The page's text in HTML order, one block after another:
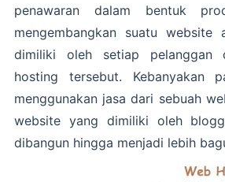
penawaran dalam bentuk
mengembangkan suatu website
dimiliki oleh setiap pelanggan
hosting tersebut. Kebanyakan
menggunakan jasa dari sebuah
website yang dimiliki oleh
dibangun hingga menjadi lebih